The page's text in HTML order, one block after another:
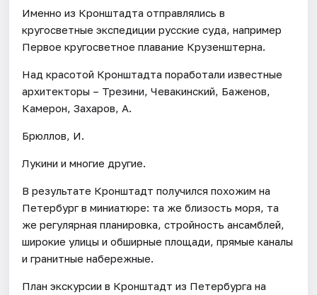
Именно из Кронштадта отправлялись в
кругосветные экспедиции русские суда, например
Первое кругосветное плавание Крузенштерна.
Над красотой Кронштадта поработали известные
архитекторы – Трезини, Чевакинский, Баженов,
Камерон, Захаров, А.
Брюллов, И.
Лукини и многие другие.
В результате Кронштадт получился похожим на
Петербург в миниатюре: та же близость моря, та
же регулярная планировка, стройность ансамблей,
широкие улицы и обширные площади, прямые каналы
и гранитные набережные.
План экскурсии в Кронштадт из Петербурга на